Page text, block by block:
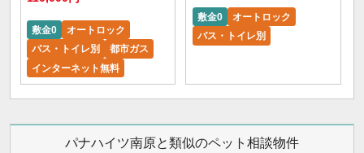
敷金0
オートロック
バス・トイレ別
都市ガス
インターネット無料
敷金0
オートロック
バス・トイレ別
パナハイツ南原と類似のペット相談物件